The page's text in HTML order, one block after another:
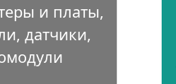
и платы,
датчики,